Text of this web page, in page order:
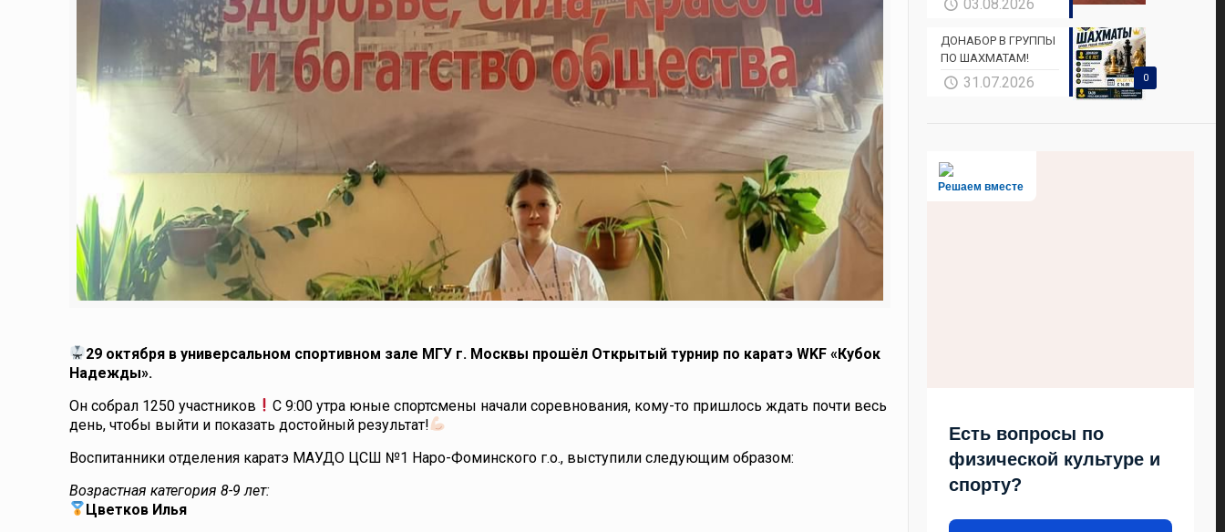
29 октября в универсальном спортивном зале МГУ г. Москвы прошёл Открытый турнир по каратэ WKF «Кубок
Надежды».
Он собрал 1250 участников
С 9:00 утра юные спортсмены начали соревнования, кому-то пришлось ждать почти весь
день, чтобы выйти и показать достойный результат!
Воспитанники отделения каратэ МАУДО ЦСШ №1 Наро-Фоминского г.о., выступили следующим образом:
Возрастная категория 8-9 лет:
Цветков Илья
03.08.2026
0
ДОНАБОР В ГРУППЫ
ПО ШАХМАТАМ!
31.07.2026
Решаем вместе
Есть вопросы по
физической культуре и
спорту?